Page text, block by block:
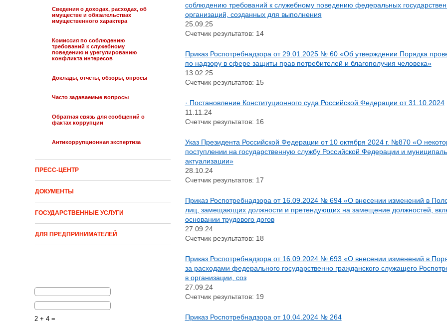
Сведения о доходах, расходах, об
имуществе и обязательствах
имущественного характера
Комиссия по соблюдению
требований к служебному
поведению и урегулированию
конфликта интересов
Доклады, отчеты, обзоры, опросы
Часто задаваемые вопросы
Обратная связь для сообщений о
фактах коррупции
Антикоррупционная экспертиза
ПРЕСС-ЦЕНТР
ДОКУМЕНТЫ
ГОСУДАРСТВЕННЫЕ УСЛУГИ
ДЛЯ ПРЕДПРИНИМАТЕЛЕЙ
2 + 4 =
соблюдению требований к служебному поведению федеральных
организаций, созданных для выполнения
25.09.25
Счетчик результатов: 14
Приказ Роспотребнадзора от 29.01.2025 № 60 «Об утверждении Порядка
по надзору в сфере защиты прав потребителей и благополучия человека»
13.02.25
Счетчик результатов: 15
· Постановление Конституционного суда Российской Федерации от 31.10.2024
11.11.24
Счетчик результатов: 16
Указ Президента Российской Федерации от 10 октября 2024 г. №870 «О
поступлении на государственную службу Российской Федерации и
актуализации»
28.10.24
Счетчик результатов: 17
Приказ Роспотребнадзора от 16.09.2024 № 694 «О внесении изменений в
лиц, замещающих должности и претендующих на замещение должностей,
основании трудового догов
27.09.24
Счетчик результатов: 18
Приказ Роспотребнадзора от 16.09.2024 № 693 «О внесении изменений в
за расходами федерального государственно гражданского служащего
в организации, соз
27.09.24
Счетчик результатов: 19
Приказ Роспотребнадзора от 10.04.2024 № 264